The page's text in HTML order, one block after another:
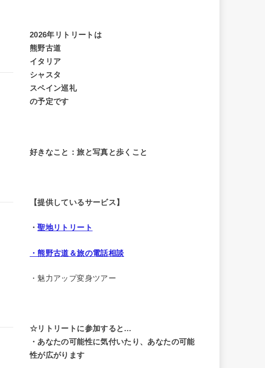
2026年リトリートは
熊野古道
イタリア
シャスタ
スペイン巡礼
の予定です
好きなこと：旅と写真と歩くこと
【提供しているサービス】
・聖地リトリート
・熊野古道＆旅の電話相談
・魅力アップ変身ツアー
☆リトリートに参加すると…
・ あなたの可能性に気付いたり、あなたの可能
性が広がります